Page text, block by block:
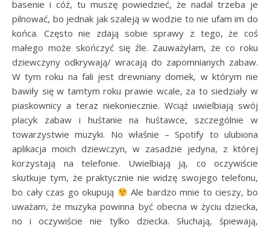
basenie i cóż, tu muszę powiedzieć, że nadal trzeba je
pilnować, bo jednak jak szaleją w wodzie to nie ufam im do
końca. Często nie zdają sobie sprawy z tego, że coś
małego może skończyć się źle. Zauważyłam, że co roku
dziewczyny odkrywają/ wracają do zapomnianych zabaw.
W tym roku na fali jest drewniany domek, w którym nie
bawiły się w tamtym roku prawie wcale, za to siedziały w
piaskownicy a teraz niekoniecznie. Wciąż uwielbiają swój
placyk zabaw i huśtanie na huśtawce, szczególnie w
towarzystwie muzyki. No właśnie – Spotify to ulubiona
aplikacja moich dziewczyn, w zasadzie jedyna, z której
korzystają na telefonie. Uwielbiają ją, co oczywiście
skutkuje tym, że praktycznie nie widzę swojego telefonu,
bo cały czas go okupują
Ale bardzo mnie to cieszy, bo
uważam, że muzyka powinna być obecna w życiu dziecka,
no i oczywiście nie tylko dziecka. Słuchają, śpiewają,